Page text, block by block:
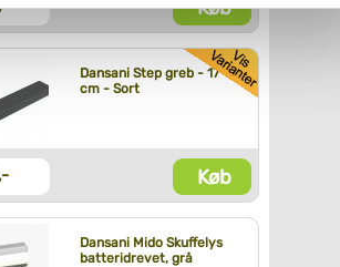
hvordan vi behandler dine
ved at klikkeher.
Køb
Dansani Step greb - 17
cm - Sort
Køb
Dansani Mido Skuffelys
batteridrevet, grå